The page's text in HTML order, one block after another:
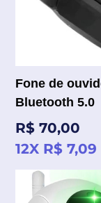
Fone de
Bluetooth 5.0
Preço
normal
R$ 70,00
12X R$ 7,09